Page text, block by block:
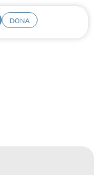
DONA